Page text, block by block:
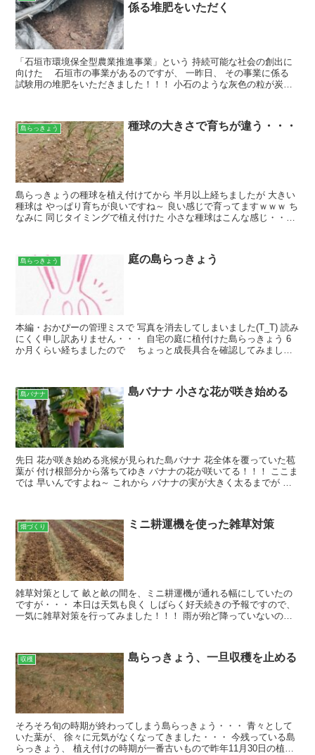
係る堆肥をいただく
「石垣市環境保全型農業推進事業」という 持続可能な社会の創出に
向けた 石垣市の事業があるのですが、 一昨日、 その事業に係る
試験用の堆肥をいただきました！！！ 小石のような灰色の粒が炭で
島らっきょう 種球の大きさで育ちが違う・・・
島らっきょうの種球を植え付けてから 半月以上経ちましたが 大きい
種球は やっぱり育ちが良いですね～ 良い感じで育ってますｗｗｗ ち
なみに 同じタイミングで植え付けた 小さな種球はこんな感じ・・・
島らっきょう 庭の島らっきょう
本編・おかぴーの管理ミスで 写真を消去してしまいました(T_T) 読み
にくく申し訳ありません・・・ 自宅の庭に植付けた島らっきょう 6
か月くらい経ちましたので ちょっと成長具合を確認してみましょ
島バナナ 島バナナ 小さな花が咲き始める
先日 花が咲き始める兆候が見られた島バナナ 花全体を覆っていた苞
葉が 付け根部分から落ちてゆき バナナの花が咲いてる！！！ ここま
では 早いんですよね～ これから バナナの実が大きく太るまでが か
畑づくり ミニ耕運機を使った雑草対策
雑草対策として 畝と畝の間を、ミニ耕運機が通れる幅にしていたの
ですが・・・ 本日は天気も良く しばらく好天続きの予報ですので、
一気に雑草対策を行ってみました！！！ 雨が殆ど降っていないの
収穫 島らっきょう、一旦収穫を止める
そろそろ旬の時期が終わってしまう島らっきょう・・・ 青々として
いた葉が、 徐々に元気がなくなってきました・・・ 今残っている島
らっきょう、 植え付けの時期が一番古いもので昨年11月30日の植え